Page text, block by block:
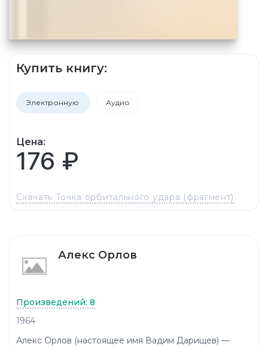
Купить книгу:
Электронную Аудио
Цена:
176 ₽
Скачать Точка орбитального удара (фрагмент)
Алекс Орлов
Произведений: 8
1964
Алекс Орлов (настоящее имя Вадим Дарищев) —